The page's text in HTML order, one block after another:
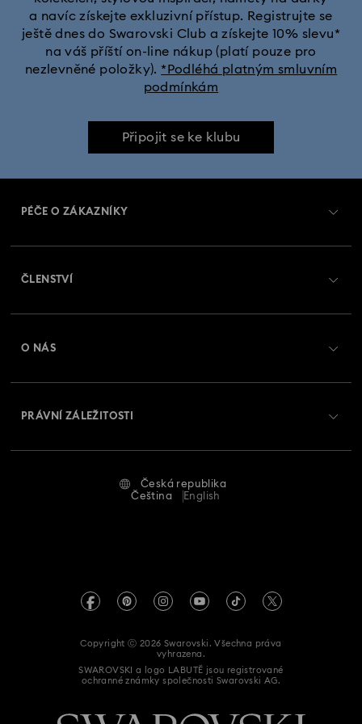
Černé sluneční brýle s křišťály
Šedé sluneční brýle s křišťály
a navíc získejte exkluzivní přístup. Registrujte se
ještě dnes do Swarovski Club a získejte 10% slevu*
na váš příští on-line nákup (platí pouze pro
nezlevněné položky). *Podléhá platným smluvním
podmínkám
Připojit se ke klubu
PÉČE O ZÁKAZNÍKY
Vrácení a výměna
Stav opravy
ČLENSTVÍ
O NÁS
Code of Conduct & Policies
PRÁVNÍ ZÁLEŽITOSTI
Informace REACH
Česká republika
Čeština
English
Copyright ⓒ 2026 Swarovski. Všechna práva
vyhrazena.
SWAROVSKI a logo LABUTĚ jsou registrované
ochranné známky společnosti Swarovski AG.